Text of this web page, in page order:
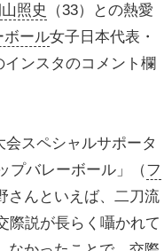
照史
（33）との熱愛
ボール女子日本代表・
インスタのコメント欄
会スペシャルサポータ
プバレーボール」（フ
さんといえば、二刀流
際説が長らく囁かれて